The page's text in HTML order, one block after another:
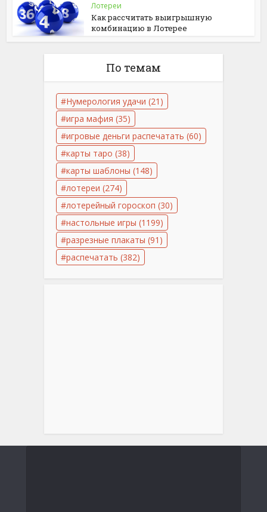
Лотереи
Как рассчитать выигрышную
комбинацию в Лотерее
По темам
Нумерология удачи (21)
игра мафия (35)
игровые деньги распечатать (60)
карты таро (38)
карты шаблоны (148)
лотереи (274)
лотерейный гороскоп (30)
настольные игры (1199)
разрезные плакаты (91)
распечатать (382)